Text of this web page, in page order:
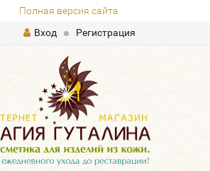
Полная версия сайта
Вход
Регистрация